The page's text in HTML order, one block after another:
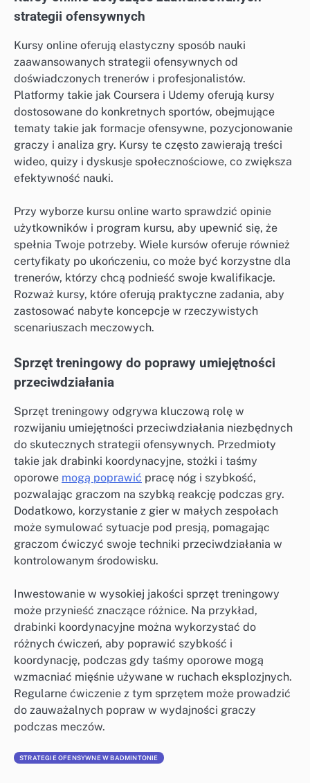
strategii ofensywnych
Kursy online oferują elastyczny sposób nauki
zaawansowanych strategii ofensywnych od
doświadczonych trenerów i profesjonalistów.
Platformy takie jak Coursera i Udemy oferują kursy
dostosowane do konkretnych sportów, obejmujące
tematy takie jak formacje ofensywne, pozycjonowanie
graczy i analiza gry. Kursy te często zawierają treści
wideo, quizy i dyskusje społecznościowe, co zwiększa
efektywność nauki.
Przy wyborze kursu online warto sprawdzić opinie
użytkowników i program kursu, aby upewnić się, że
spełnia Twoje potrzeby. Wiele kursów oferuje również
certyfikaty po ukończeniu, co może być korzystne dla
trenerów, którzy chcą podnieść swoje kwalifikacje.
Rozważ kursy, które oferują praktyczne zadania, aby
zastosować nabyte koncepcje w rzeczywistych
scenariuszach meczowych.
Sprzęt treningowy do poprawy umiejętności
przeciwdziałania
Sprzęt treningowy odgrywa kluczową rolę w
rozwijaniu umiejętności przeciwdziałania niezbędnych
do skutecznych strategii ofensywnych. Przedmioty
takie jak drabinki koordynacyjne, stożki i taśmy
oporowe mogą poprawić pracę nóg i szybkość,
pozwalając graczom na szybką reakcję podczas gry.
Dodatkowo, korzystanie z gier w małych zespołach
może symulować sytuacje pod presją, pomagając
graczom ćwiczyć swoje techniki przeciwdziałania w
kontrolowanym środowisku.
Inwestowanie w wysokiej jakości sprzęt treningowy
może przynieść znaczące różnice. Na przykład,
drabinki koordynacyjne można wykorzystać do
różnych ćwiczeń, aby poprawić szybkość i
koordynację, podczas gdy taśmy oporowe mogą
wzmacniać mięśnie używane w ruchach eksplozjnych.
Regularne ćwiczenie z tym sprzętem może prowadzić
do zauważalnych popraw w wydajności graczy
podczas meczów.
STRATEGIE OFENSYWNE W BADMINTONIE